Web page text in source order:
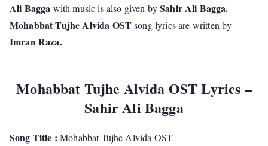
Ali Bagga with music is also given bySahir Ali Bagga.
Mohabbat Tujhe Alvida OSTsong lyrics are written by
Imran Raza.
Mohabbat Tujhe Alvida OST Lyrics –
Sahir Ali Bagga
Song Title : Mohabbat Tujhe Alvida OST